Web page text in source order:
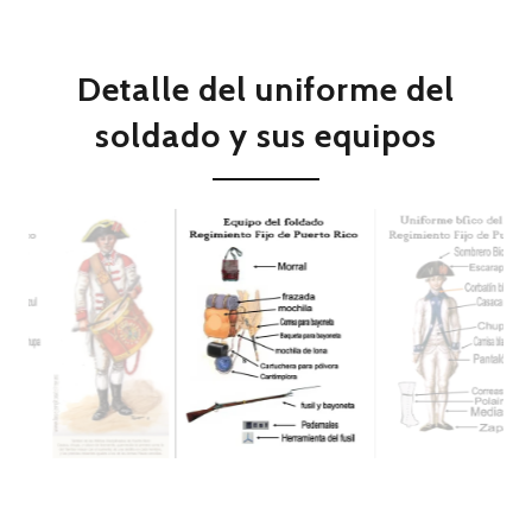
Detalle del uniforme del
soldado y sus equipos